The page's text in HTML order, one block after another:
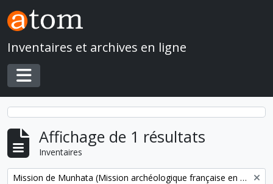
Skip to main content
Inventaires et archives en ligne
Toggle navigation
Affichage de 1 résultats
Inventaires
Remove filter: Mission de Munhata (Mission archéologique française en Israël)